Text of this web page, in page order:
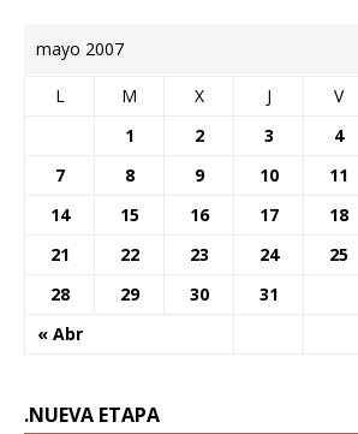
mayo 2007
L M X J V
« Abr
1 2 3 4
7
8 9 10 11
14
15 16 17 18
21
22 23 24 25
28
29 30 31
.NUEVA ETAPA